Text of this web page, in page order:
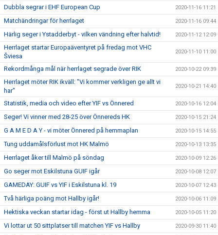
Dubbla segrar i EHF European Cup 2020-11-16 11:21
Matchändringar för herrlaget 2020-11-16 09:44
Härlig seger i Ystadderbyt - vilken vändning efter halvtid! 2020-11-12 12:09
Herrlaget startar Europaäventyret på fredag mot VHC
Šviesa
2020-11-10 11:00
Rekordmånga mål när herrlaget segrade över RIK 2020-10-22 09:39
Herrlaget möter RIK ikväll: "Vi kommer verkligen ge allt vi
har"
2020-10-21 14:40
Statistik, media och video efter YIF vs Önnered 2020-10-16 12:04
Seger! Vi vinner med 28-25 över Önnereds HK 2020-10-15 21:24
G A M E D A Y - vi möter Önnered på hemmaplan 2020-10-15 14:55
Tung uddamålsförlust mot HK Malmö 2020-10-13 13:35
Herrlaget åker till Malmö på söndag 2020-10-09 12:26
Go seger mot Eskilstuna GUIF igår 2020-10-08 12:07
GAMEDAY: GUIF vs YIF i Eskilstuna kl. 19 2020-10-07 12:43
Två härliga poäng mot Hallby igår! 2020-10-06 11:09
Hektiska veckan startar idag - först ut Hallby hemma 2020-10-05 11:20
Vi lottar ut 50 sittplatser till matchen YIF vs Hallby 2020-09-30 11:40